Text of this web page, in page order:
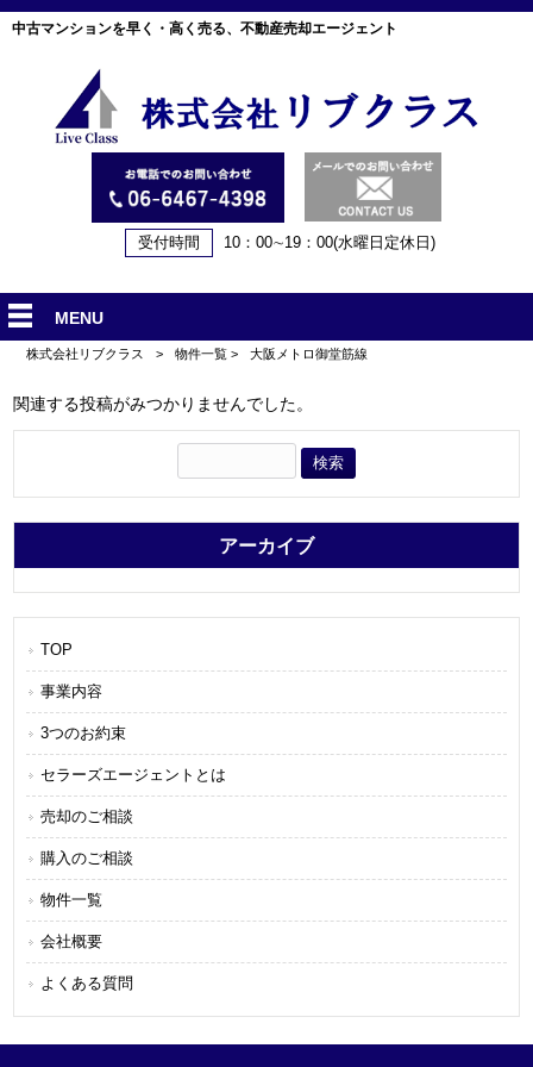
中古マンションを早く・高く売る、不動産売却エージェント
受付時間 10：00∼19：00(水曜日定休日)
MENU
株式会社リブクラス > 物件一覧 > 大阪メトロ御堂筋線
関連する投稿がみつかりませんでした。
アーカイブ
TOP
事業内容
3つのお約束
セラーズエージェントとは
売却のご相談
購入のご相談
物件一覧
会社概要
よくある質問